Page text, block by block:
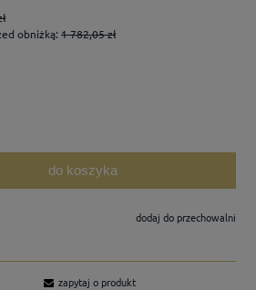
obniżką: 1 782,05 zł
do koszyka
dodaj do przechowalni
zapytaj o produkt